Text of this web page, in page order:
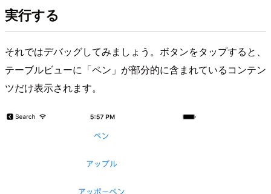
実行する
それではデバッグしてみましょう。ボタンをタップすると、
テーブルビューに「ペン」が部分的に含まれているコンテン
ツだけ表示されます。